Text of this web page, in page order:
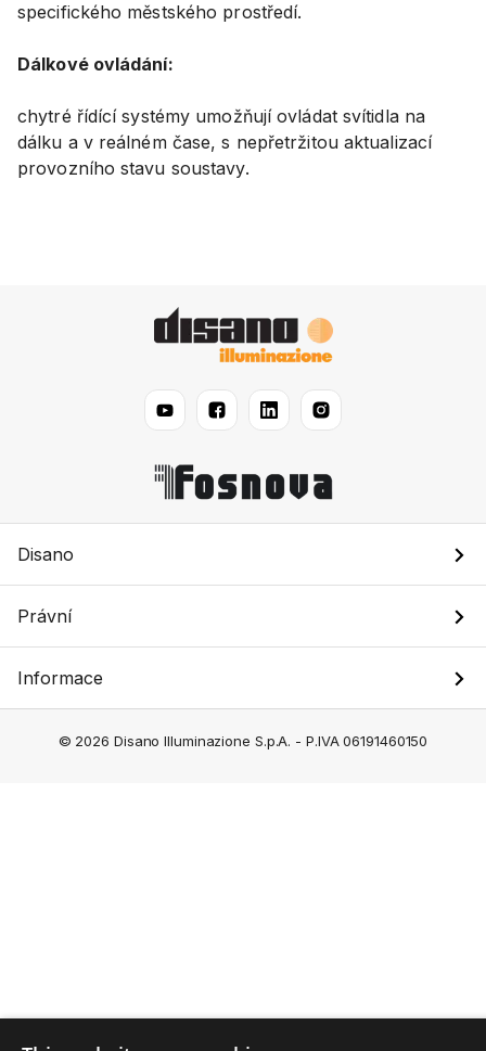
specifického městského prostředí.
Dálkové ovládání:
chytré řídící systémy umožňují ovládat svítidla na
dálku a v reálném čase, s nepřetržitou aktualizací
provozního stavu soustavy.
Disano
Právní
Informace
© 2026 Disano Illuminazione S.p.A. - P.IVA 06191460150